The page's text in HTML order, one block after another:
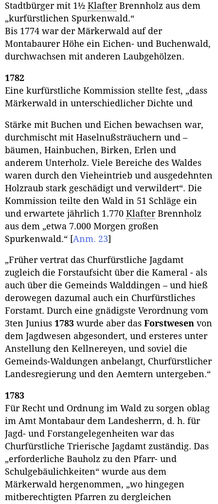
Stadtbürger mit 1½ KlafterBrennholz aus dem
„kurfürstlichen Spurkenwald.“
Bis 1774 war der Märkerwald auf der
Montabaurer Höhe ein Eichen- und Buchenwald,
durchwachsen mit anderen Laubgehölzen.
1782
Eine kurfürstliche Kommission stellte fest, „dass
Märkerwald in unterschiedlicher Dichte und
Stärke mit Buchen und Eichen bewachsen war,
durchmischt mit Haselnußsträuchern und –
bäumen, Hainbuchen, Birken, Erlen und
anderem Unterholz. Viele Bereiche des Waldes
waren durch den Vieheintrieb und ausgedehnten
Holzraub stark geschädigt und verwildert“. Die
Kommission teilte den Wald in 51 Schläge ein
und erwartete jährlich 1.770 KlafterBrennholz
aus dem „etwa 7.000 Morgen großen
Spurkenwald.“ [Anm. 23]
„Früher vertrat das Churfürstliche Jagdamt
zugleich die Forstaufsicht über die Kameral - als
auch über die Gemeinds Walddingen – und hieß
derowegen dazumal auch ein Churfürstliches
Forstamt. Durch eine gnädigste Verordnung vom
3ten Junius 1783 wurde aber das Forstwesen von
dem Jagdwesen abgesondert, und ersteres unter
Anstellung den Kellnereyen, und soviel die
Gemeinds-Waldungen anbelangt, Churfürstlicher
Landesregierung und den Aemtern untergeben.“
1783
Für Recht und Ordnung im Wald zu sorgen oblag
im Amt Montabaur dem Landesherrn, d. h. für
Jagd- und Forstangelegenheiten war das
Churfürstliche Trierische Jagdamt zuständig. Das
„erforderliche Bauholz zu den Pfarr- und
Schulgebäulichkeiten“ wurde aus dem
Märkerwald hergenommen, „wo hingegen
mitberechtigten Pfarren zu dergleichen